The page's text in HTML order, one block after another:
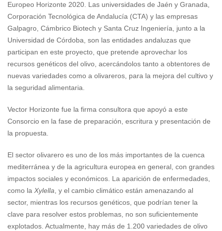
Europeo Horizonte 2020. Las universidades de Jaén y Granada,
Corporación Tecnológica de Andalucía (CTA) y las empresas
Galpagro, Cámbrico Biotech y Santa Cruz Ingeniería, junto a la
Universidad de Córdoba, son las entidades andaluzas que
participan en este proyecto, que pretende aprovechar los
recursos genéticos del olivo, acercándolos tanto a obtentores de
nuevas variedades como a olivareros, para la mejora del cultivo y
la seguridad alimentaria.
Vector Horizonte fue la firma consultora que apoyó a este
Consorcio en la fase de preparación, escritura y presentación de
la propuesta.
El sector olivarero es uno de los más importantes de la cuenca
mediterránea y de la agricultura europea en general, con grandes
impactos sociales y económicos. La aparición de enfermedades,
como la Xylella , y el cambio climático están amenazando al
sector, mientras los recursos genéticos, que podrían tener la
clave para resolver estos problemas, no son suficientemente
explotados. Actualmente, hay más de 1.200 variedades de olivo